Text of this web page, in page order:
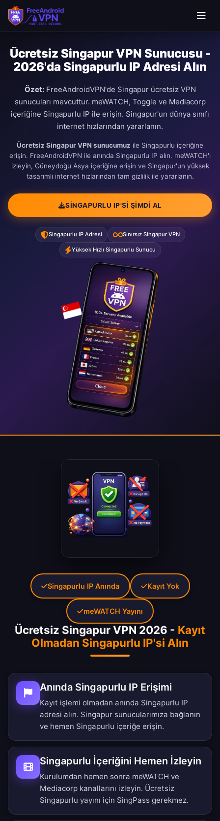
Ücretsiz Singapur VPN Sunucusu -
2026'da Singapurlu IP Adresi Alın
Özet:FreeAndroidVPN'de Singapur ücretsiz VPN
sunucuları mevcuttur. meWATCH, Toggle ve Mediacorp
içeriğine Singapurlu IP ile erişin. Singapur'un dünya sınıfı
internet hızlarından yararlanın.
Ücretsiz Singapur VPN sunucumuz ile Singapurlu içeriğine
erişin. FreeAndroidVPN ile anında Singapurlu IP alın. meWATCH'ı
izleyin, Güneydoğu Asya içeriğine erişin ve Singapur'un yüksek
tasarımlı internet hızlarından tam gizlilik ile yararlanın.
SINGAPURLU IP'SI ŞIMDI AL
Singapurlu IP Adresi Sınırsız Singapur VPN
Yüksek Hızlı Singapurlu Sunucu
Ücretsiz Singapur VPN 2026 - Kayıt
Olmadan Singapurlu IP'si Alın
Anında Singapurlu IP Erişimi
Kayıt işlemi olmadan anında Singapurlu IP
adresi alın. Singapur sunucularımıza bağlanın
ve hemen Singapurlu içeriğe erişin.
Singapurlu İçeriğini Hemen İzleyin
Kurulumdan hemen sonra meWATCH ve
Mediacorp kanallarını izleyin. Ücretsiz
Singapurlu yayını için SingPass gerekmez.
Singapurlu IP Anında Kayıt Yok
meWATCH Yayını